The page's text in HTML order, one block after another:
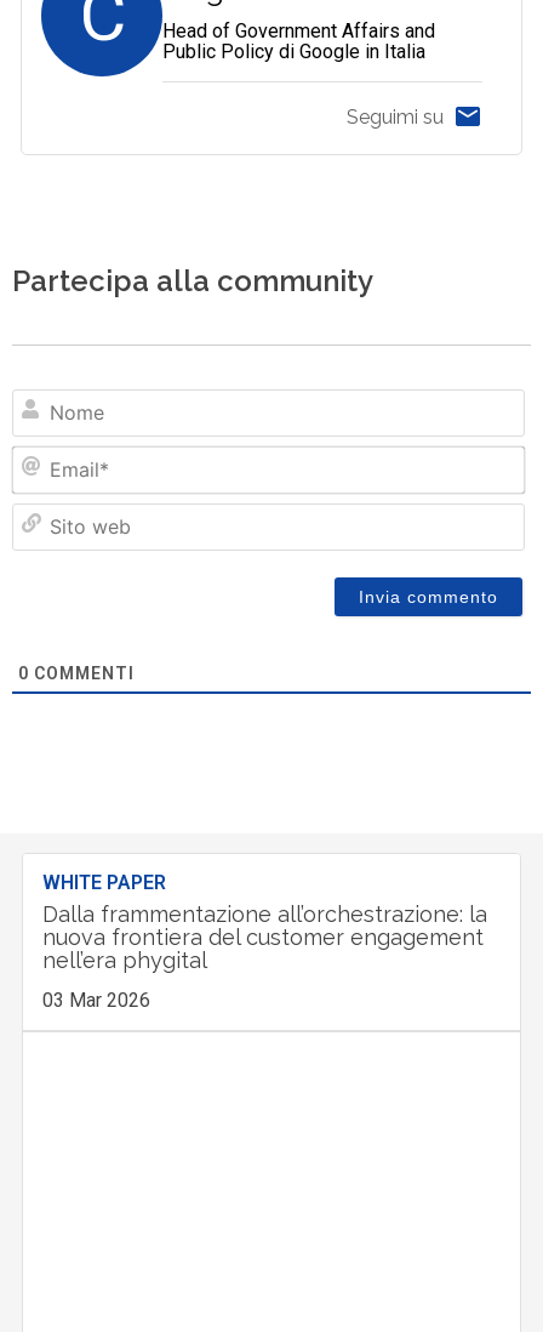
Head of Government Affairs and
Public Policy di Google in Italia
Seguimi su
Partecipa alla community
0 COMMENTI
WHITE PAPER
Dalla frammentazione all’orchestrazione: la
nuova frontiera del customer engagement
nell’era phygital
03 Mar 2026